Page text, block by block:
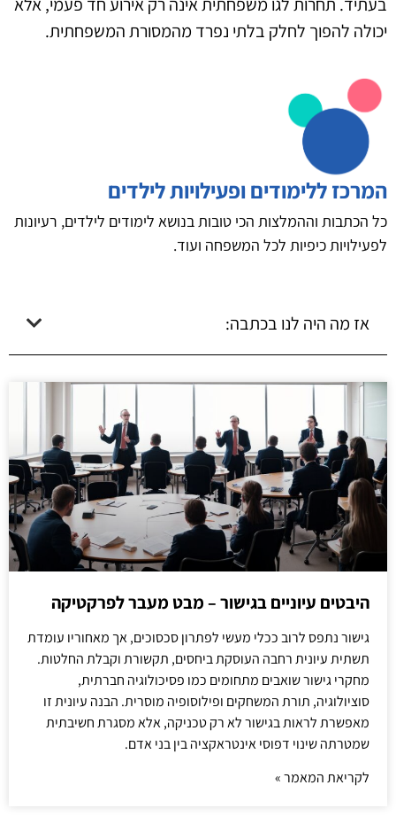
בעתיד. תחרות לגו משפחתית אינה רק אירוע חד פעמי, אלא
יכולה להפוך לחלק בלתי נפרד מהמסורת המשפחתית.
המרכז ללימודים ופעילויות לילדים
כל הכתבות וההמלצות הכי טובות בנושא לימודים לילדים, רעיונות
לפעילויות כיפיות לכל המשפחה ועוד.
אז מה היה לנו בכתבה:
היבטים עיוניים בגישור – מבט מעבר לפרקטיקה
גישור נתפס לרוב ככלי מעשי לפתרון סכסוכים, אך מאחוריו עומדת
תשתית עיונית רחבה העוסקת ביחסים, תקשורת וקבלת החלטות.
מחקרי גישור שואבים מתחומים כמו פסיכולוגיה חברתית,
סוציולוגיה, תורת המשחקים ופילוסופיה מוסרית. הבנה עיונית זו
מאפשרת לראות בגישור לא רק טכניקה, אלא מסגרת חשיבתית
שמטרתה שינוי דפוסי אינטראקציה בין בני אדם.
לקריאת המאמר »